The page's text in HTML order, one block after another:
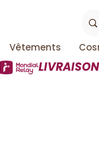
Vêtements